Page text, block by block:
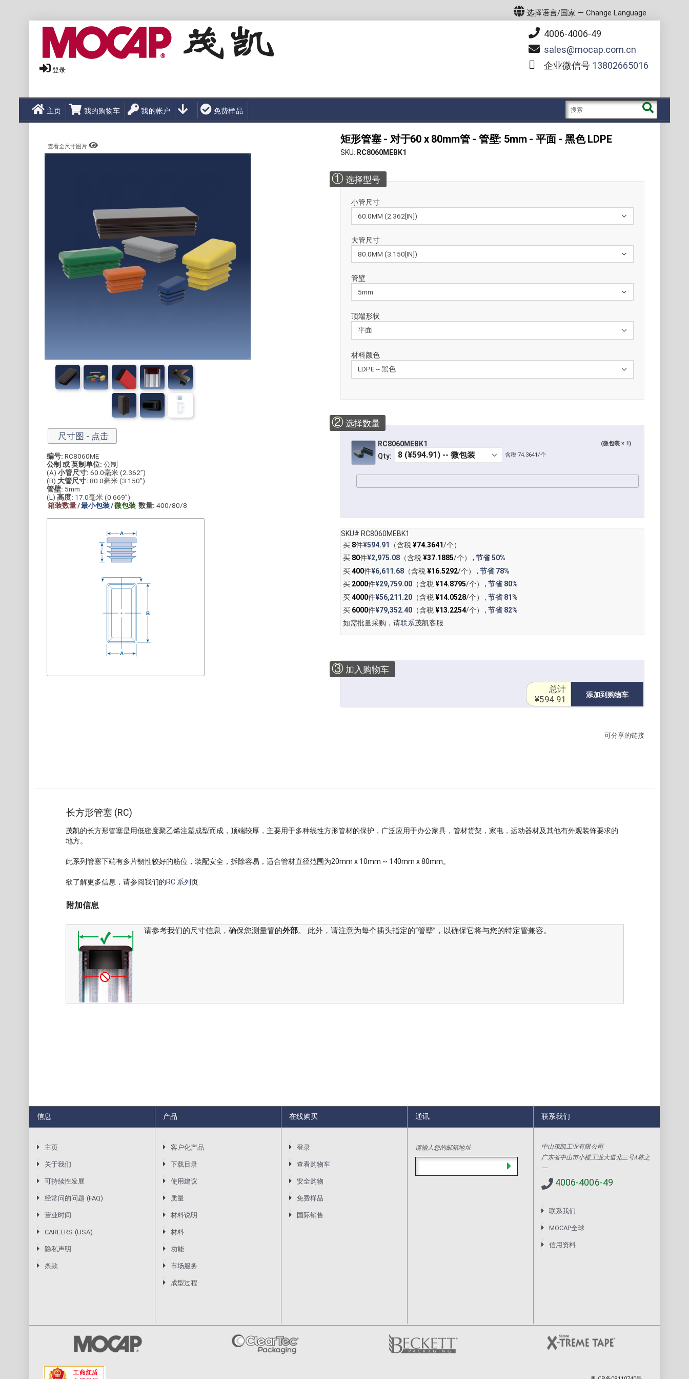
选择语言/国家 — Change Language
4006-4006-49
sales
mocap.com.cn
企业微信号 13802665016
登录
主页 我的购物车 我的帐户 免费样品
矩形管塞 - 对于60 x 80mm管 - 管壁: 5mm - 平面 - 黑色 LDPE
SKU RC8060MEBK1
① 选择型号
小管尺寸
大管尺寸
管壁
顶端形状
材料颜色
②选择数量
RC8060MEBK1 (微包装 × 1)
Qty: 含税 74.3641/个
SKU# RC8060MEBK1
买 8件¥594.91 （含税¥74.3641/个）
买 80件¥2,975.08（含税¥37.1885/个） , 节省50%
买400件¥6,611.68（含税¥16.5292/个） , 节省78%
买 2000件¥29,759.00（含税¥14.8795/个） , 节省80%
买4000件¥56,211.20（含税¥14.0528/个） , 节省81%
买 6000件¥79,352.40（含税¥13.2254/个） , 节省82%
如需批量采购，请联系茂凯客服
③ 加入购物车
添加到购物车
总计
¥594.91
可分享的链接
查看全尺寸图片
尺寸图 - 点击
编号: RC8060ME
公制 或 英制单位: 公制
(A) 小管尺寸: 60.0毫米 (2.362”)
(B) 大管尺寸: 80.0毫米 (3.150”)
管壁: 5mm
(L) 高度: 17.0毫米 (0.669”)
箱装数量/最小包装/微包装 数量: 400/80/8
长方形管塞 (RC)
茂凯的长方形管塞是用低密度聚乙烯注塑成型而成，顶端较厚，主要用于多种线性方形管材的保护，广泛应用于办公家具，管材货架，家电，运动器材及其他有外观装饰要求的
地方。
此系列管塞下端有多片韧性较好的筋位，装配安全，拆除容易，适合管材直径范围为20mm x 10mm ~ 140mm x 80mm。
欲了解更多信息，请参阅我们的RC 系列页.
附加信息
请参考我们的尺寸信息，确保您测量管的外部。 此外，请注意为每个插头指定的“管壁”，以确保它将与您的特定管兼容。
信息
主页
关于我们
可持续性发展
经常问的问题 (FAQ)
营业时间
CAREERS (USA)
隐私声明
条款
产品
客户化产品
下载目录
使用建议
质量
材料说明
材料
功能
市场服务
成型过程
在线购买
登录
查看购物车
安全购物
免费样品
国际销售
通讯
请输入您的邮箱地址
联系我们
中山茂凯工业有限公司
广东省中山市小榄工业大道北三号A栋之
一
4006-4006-49
联系我们
MOCAP全球
信用资料